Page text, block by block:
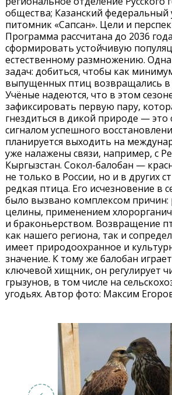
общества; Казанский федеральный
питомник «Сапсан». Цели и
Программа рассчитана до 2036
сформировать устойчивую
естественному размножению.
задач: добиться, чтобы как
выпущенных птиц возвращались в
Учёные надеются, что в этом
зафиксировать первую пару,
гнездиться в дикой природе — это
сигналом успешного
планируется выходить на
уже налажены связи, например, с
Кыргызстан. Сокол-балобан —
не только в России, но и в других
редкая птица. Его исчезновение в
было вызвано комплексом причин:
целины, применением
и браконьерством. Возвращение
как нашего региона, так и
имеет природоохранное и
значение. К тому же балобан
ключевой хищник, он регулирует
грызунов, в том числе на
угодьях. Автор фото: Максим